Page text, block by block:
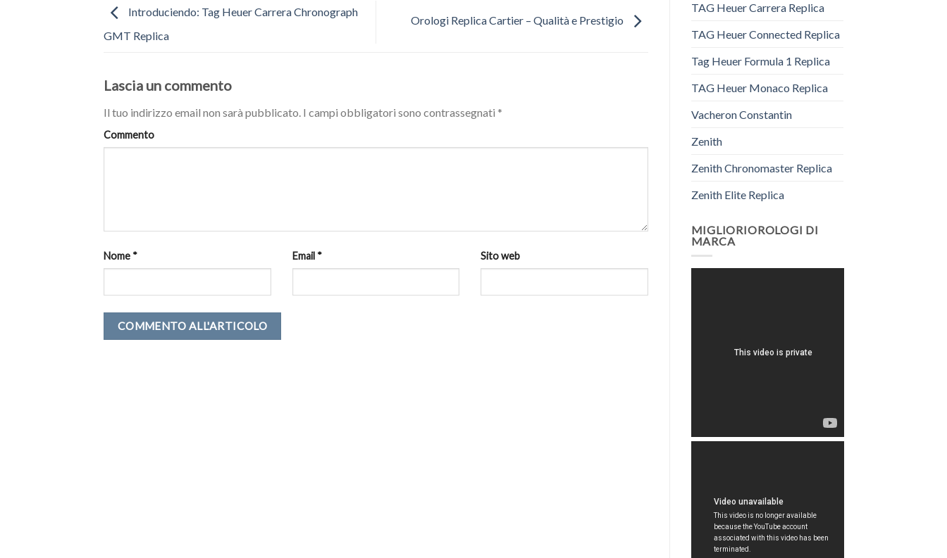
Introduciendo: Tag Heuer Carrera Chronograph
GMT Replica
Orologi Replica Cartier – Qualità e Prestigio
Lascia un commento
Il tuo indirizzo email non sarà pubblicato. I campi obbligatori sono contrassegnati *
Commento
Nome * Email * Sito web
TAG Heuer Carrera Replica
TAG Heuer Connected Replica
Tag Heuer Formula 1 Replica
TAG Heuer Monaco Replica
Vacheron Constantin
Zenith
Zenith Chronomaster Replica
Zenith Elite Replica
MIGLIORIOROLOGI DI
MARCA